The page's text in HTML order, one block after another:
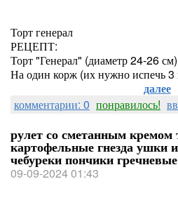
Торт генерал
РЕЦЕПТ:
Торт "Генерал" (диаметр 24-26 см)
На один корж (их нужно испечь 3
далее
комментарии: 0 понравилось!
рулет со сметанным кремом
картофельные гнезда ушки
чебуреки пончики
09-09-2024 01:43